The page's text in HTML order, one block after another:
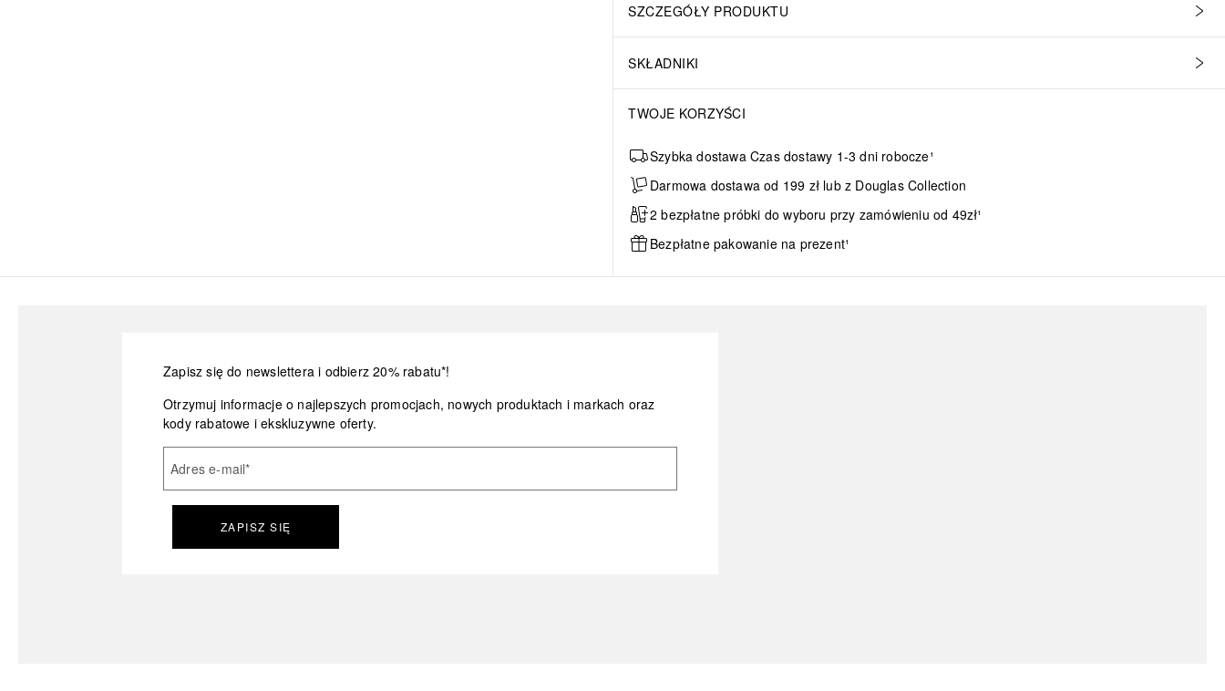
SZCZEGÓŁY PRODUKTU
SKŁADNIKI
TWOJE KORZYŚCI
Szybka dostawa Czas dostawy 1-3 dni robocze¹
Darmowa dostawa od 199 zł lub z Douglas Collection
2 bezpłatne próbki do wyboru przy zamówieniu od 49zł¹
Bezpłatne pakowanie na prezent¹
Zapisz się do newslettera i odbierz 20% rabatu*!
Otrzymuj informacje o najlepszych promocjach, nowych produktach i markach oraz
kody rabatowe i ekskluzywne oferty.
Adres e-mail*
ZAPISZ SIĘ